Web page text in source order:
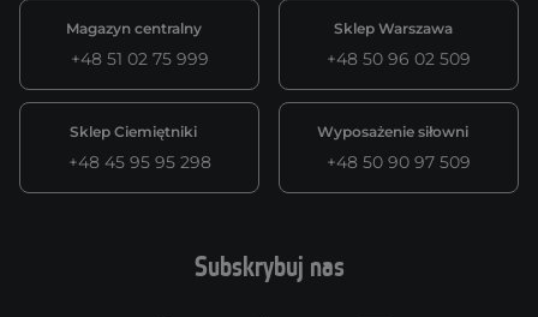
Magazyn centralny
+48 51 02 75 999
Sklep Warszawa
+48 50 96 02 509
Sklep Ciemiętniki
+48 45 95 95 298
Wyposażenie siłowni
+48 50 90 97 509
Subskrybuj nas